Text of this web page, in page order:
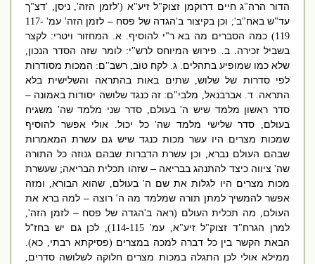
הדור הרה"ג חיים דרוקמן זצוק"ל זיע"א('לזמן הזה',ניסן, 'דצ"ך
עד"ש באח"ב';וכן בקיצור ב' הגדה של פסח – לזמן הזה'עמ ' 117-
119)
כמה הסברים מה בא ר" י להוסיף.א .המחזור ויטרי:לקצר
בשביל זכירה.ב .פירוש המיוחס לרש"י:לומר שזה הסדר הנכון,
שלא כמו שמופיע בתהלים.ג. לקח טוב,רשב"ם:המכות מסודרות
לפי סדרות של שלוש,שתים באות בהתראה והשלישית בלא
התראה.ד.אברבנאל,מלבי"ם:זה כנגד שלושה יסודות באמונה –
סדר ראשון מלמד שיש ה 'בעולם,סדר שני מלמד שה'משגיח
בעולם,סדר שלישי מלמד שה'כל יכול.אולי אפשר להוסיף
שמכות מצרים היו עשר מכות כנגד שיש גם עשרת המאמרות
שבהם העולם נברא,וכן עשרת הדברות שבהם גנוזה כל התורה
שה'ציווה כיצד להתנהג בבריאה – שזהו תכלית הבריאה;שעשרת
מכות מצרים היו לגלות את שם ה 'בעולם,שהוא הבורא,ומזה
אפשר להמשיך למתן תורה שמלמד מה ה'רוצה – למה ברא את
העולם,מה תכלית העולם(ראה ב הגדה של פסח – לזמן הזה',
למרן הגרח"ד זצוק"ל זיע"א,עמ' 114-115),
לכן גם יש בחז”ל
הבאת הקשר בין כל דברה למכה במצרים(פסיקתא רבתי,כא).
ממילא אולי לכן התגלה במכות מצרים חלוקה לשלושה סדרים,